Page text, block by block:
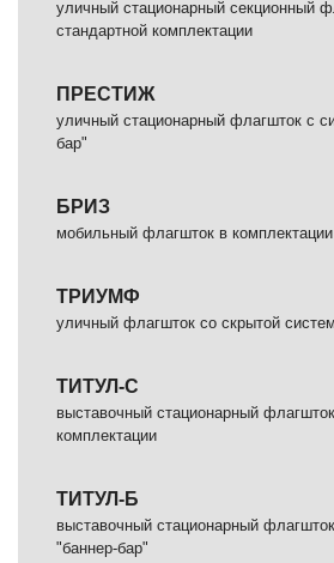
уличный стационарный секционный
стандартной комплектации
ПРЕСТИЖ
уличный стационарный флагшток с
бар"
БРИЗ
мобильный флагшток в
ТРИУМФ
уличный флагшток со скрытой
ТИТУЛ-С
выставочный стационарный
комплектации
ТИТУЛ-Б
выставочный стационарный
"баннер-бар"